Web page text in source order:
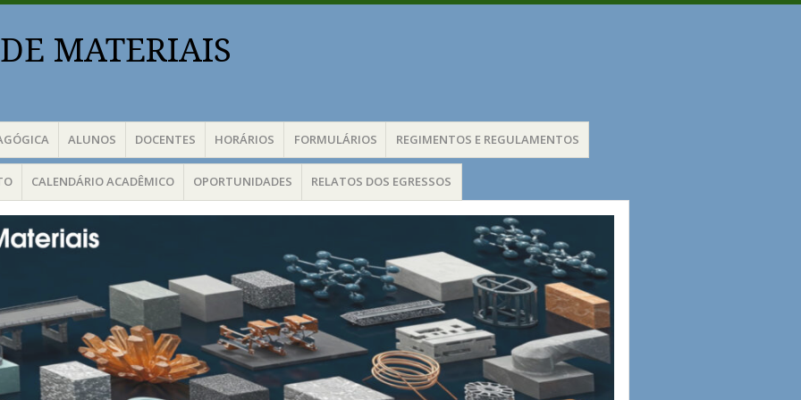
MATERIAIS
ALUNOS DOCENTES HORÁRIOS FORMULÁRIOS REGIMENTOS E REGULAMENTOS
CALENDÁRIO ACADÊMICO OPORTUNIDADES RELATOS DOS EGRESSOS